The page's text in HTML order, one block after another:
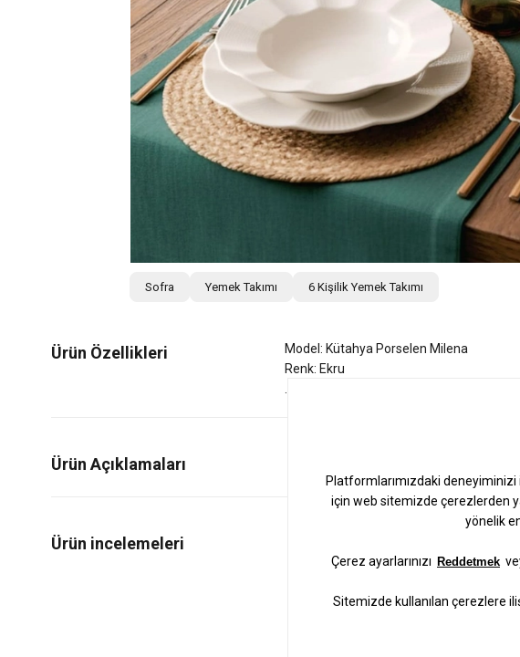
Sofra Yemek Takımı 6 Kişilik Yemek Takımı
Ürün Özellikleri
Model: Kütahya Porselen Milena
Renk: Ekru
Ürün Açıklamaları